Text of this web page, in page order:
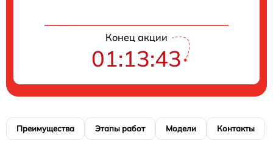
Конец акции
01:13:42
Преимущества Этапы работ Модели Контакты